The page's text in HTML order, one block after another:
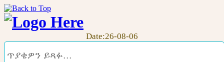
Date:26-08-06